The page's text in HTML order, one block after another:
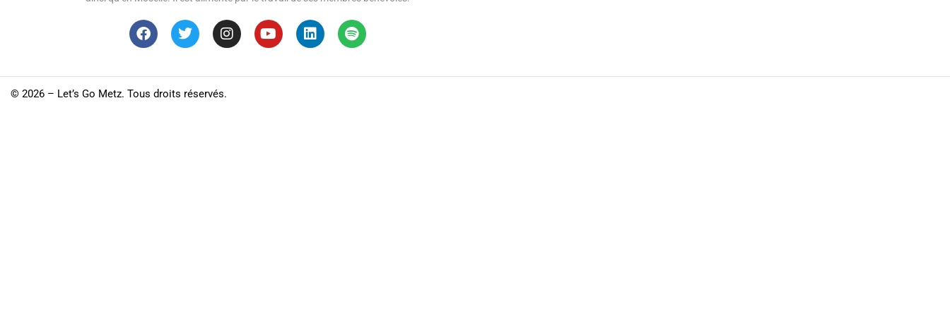
© 2026 – Let’s Go Metz. Tous droits réservés.